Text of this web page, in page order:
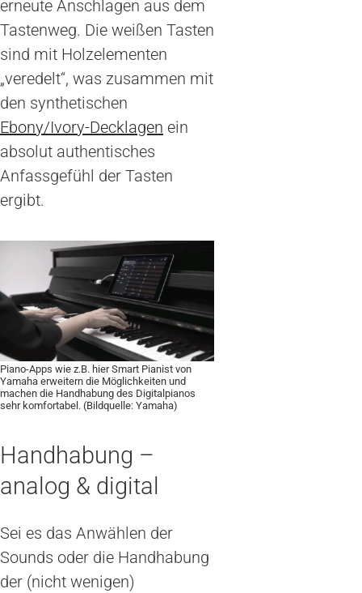
erneute Anschlagen aus dem
Tastenweg. Die weißen Tasten
sind mit Holzelementen
„veredelt“, was zusammen mit
den synthetischen
Ebony/Ivory-Decklagen ein
absolut authentisches
Anfassgefühl der Tasten
ergibt.
Piano-Apps wie z.B. hier Smart Pianist von
Yamaha erweitern die Möglichkeiten und
machen die Handhabung des Digitalpianos
sehr komfortabel. (Bildquelle: Yamaha)
Handhabung –
analog & digital
Sei es das Anwählen der
Sounds oder die Handhabung
der (nicht wenigen)